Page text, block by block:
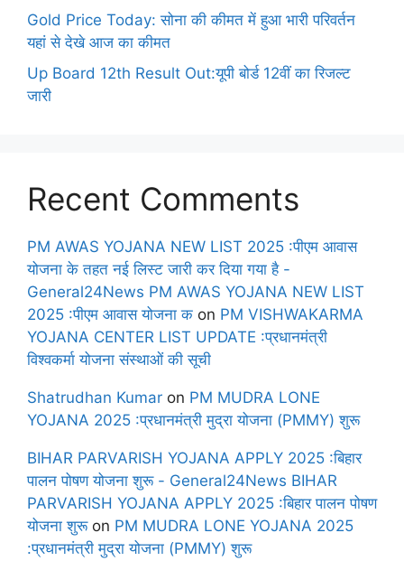
Gold Price Today: सोना की कीमत में हुआ भारी परिवर्तन
यहां से देखे आज का कीमत
Up Board 12th Result Out:यूपी बोर्ड 12वीं का रिजल्ट
जारी
Recent Comments
PM AWAS YOJANA NEW LIST 2025 :पीएम आवास
योजना के तहत नई लिस्ट जारी कर दिया गया है -
General24News PM AWAS YOJANA NEW LIST
2025 :पीएम आवास योजना क on PM VISHWAKARMA
YOJANA CENTER LIST UPDATE :प्रधानमंत्री
विश्वकर्मा योजना संस्थाओं की सूची
Shatrudhan Kumar on PM MUDRA LONE
YOJANA 2025 :प्रधानमंत्री मुद्रा योजना (PMMY) शुरू
BIHAR PARVARISH YOJANA APPLY 2025 :बिहार
पालन पोषण योजना शुरू - General24News BIHAR
PARVARISH YOJANA APPLY 2025 :बिहार पालन पोषण
योजना शुरूon PM MUDRA LONE YOJANA 2025
:प्रधानमंत्री मुद्रा योजना (PMMY) शुरू